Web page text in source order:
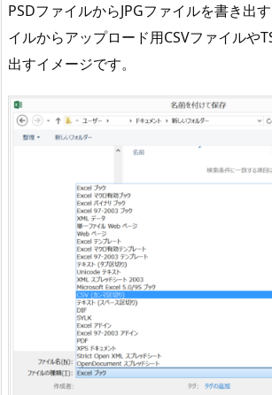
PSDファイルからJPGファイルを書き出
イルからアップロード用CSVファイルや
出すイメージです。